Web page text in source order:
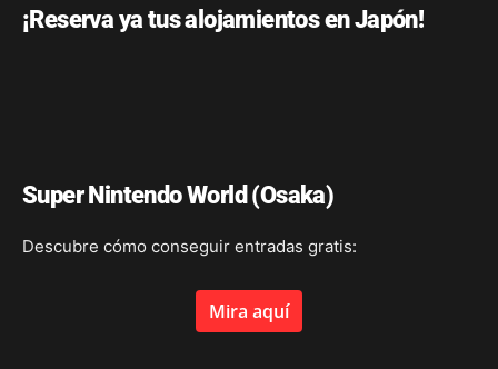
¡Reserva ya tus alojamientos en Japón!
Super Nintendo World (Osaka)
Descubre cómo conseguir entradas gratis:
Mira aquí